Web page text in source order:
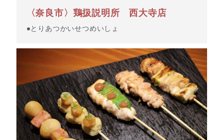
〈奈良市〉鶏扱説明所 西大寺店
●とりあつかいせつめいしょ